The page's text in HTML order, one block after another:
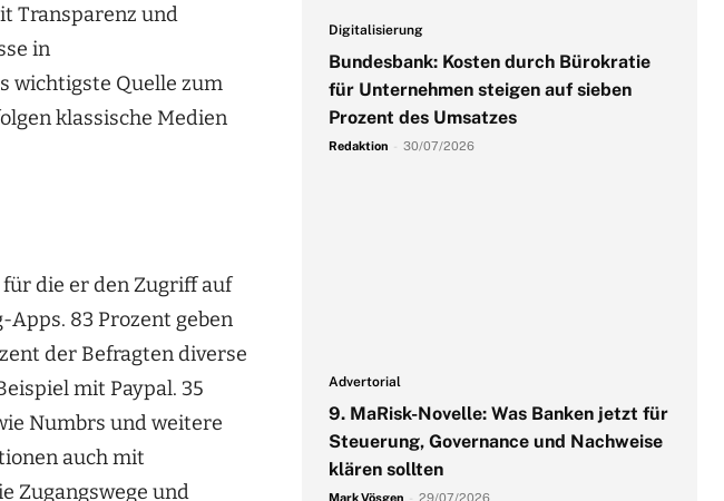
Transparenz und
in
wichtigste Quelle zum
klassische Medien
die er den Zugriff auf
83 Prozent geben
der Befragten diverse
mit Paypal. 35
Numbrs und weitere
auch mit
Zugangswege und
Digitalisierung
Bundesbank: Kosten durch Bürokratie
für Unternehmen steigen auf sieben
Prozent des Umsatzes
Redaktion 30/07/2026
Advertorial
9. MaRisk-Novelle: Was Banken jetzt für
Steuerung, Governance und Nachweise
klären sollten
Mark Vösgen 29/07/2026